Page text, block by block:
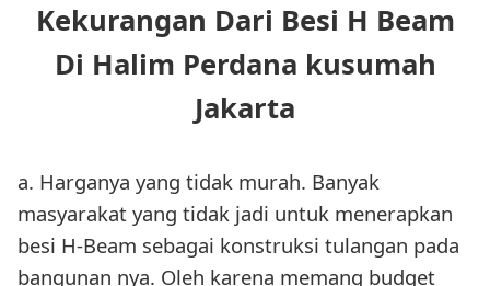
Kekurangan Dari Besi H Beam
Di Halim Perdana kusumah
Jakarta
a. Harganya yang tidak murah. Banyak
masyarakat yang tidak jadi untuk menerapkan
besi H-Beam sebagai konstruksi tulangan pada
bangunan nya. Oleh karena memang budget